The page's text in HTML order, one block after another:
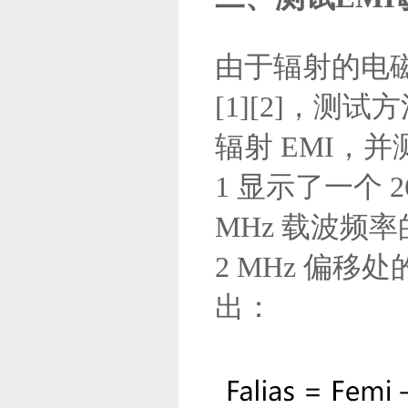
由于辐射的电
[1][2]，测试
辐射 EMI，并
1 显示了一个
MHz 载波频
2 MHz 偏移处
出：